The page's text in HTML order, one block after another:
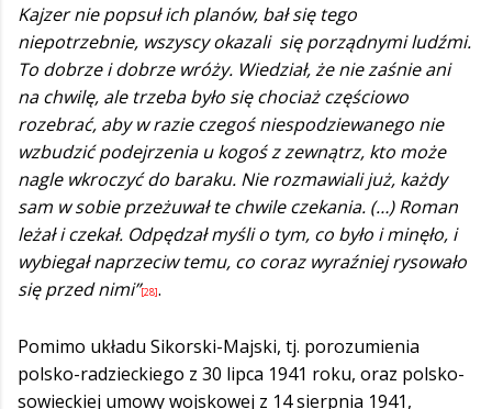
Kajzer nie popsuł ich planów, bał się tego
niepotrzebnie, wszyscy okazali się porządnymi ludźmi.
To dobrze i dobrze wróży. Wiedział, że nie zaśnie ani
na chwilę, ale trzeba było się chociaż częściowo
rozebrać, aby w razie czegoś niespodziewanego nie
wzbudzić podejrzenia u kogoś z zewnątrz, kto może
nagle wkroczyć do baraku. Nie rozmawiali już, każdy
sam w sobie przeżuwał te chwile czekania. (…) Roman
leżał i czekał. Odpędzał myśli o tym, co było i minęło, i
wybiegał naprzeciw temu, co coraz wyraźniej rysowało
się przed nimi”[28].
Pomimo układu Sikorski-Majski, tj. porozumienia
polsko-radzieckiego z 30 lipca 1941 roku, oraz polsko-
sowieckiej umowy wojskowej z 14 sierpnia 1941,